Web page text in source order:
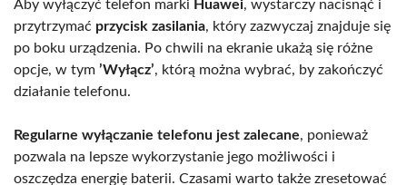
Aby wyłączyć telefon marki Huawei, wystarczy nacisnąć i
przytrzymać przycisk zasilania, który zazwyczaj znajduje się
po boku urządzenia. Po chwili na ekranie ukażą się różne
opcje, w tym ’Wyłącz’, którą można wybrać, by zakończyć
działanie telefonu.
Regularne wyłączanie telefonu jest zalecane, ponieważ
pozwala na lepsze wykorzystanie jego możliwości i
oszczędza energię baterii. Czasami warto także zresetować